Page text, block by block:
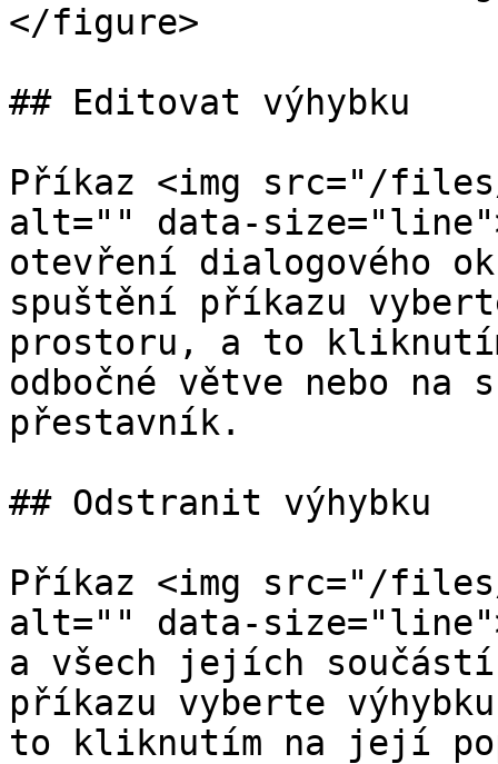
</figure>
## Editovat výhybku
Příkaz <img src="/files/
alt="" data-
otevření dialogového
spuštění příkazu
prostoru, a to
odbočné větve nebo na
přestavník.
## Odstranit výhybku
Příkaz <img src="/files/
alt="" data-
a všech jejích
příkazu vyberte
to kliknutím na její